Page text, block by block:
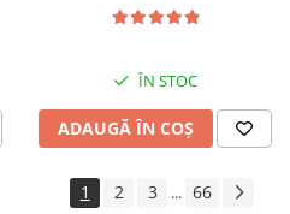
ÎN STOC
ADAUGĂ ÎN COȘ
1 2 3 ... 66